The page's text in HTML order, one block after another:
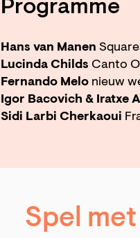
Programme
Hans van Manen
Lucinda Childs Canto
Fernando Melo nieuw
Igor Bacovich & Iratxe
Sidi Larbi Cherkaoui
Spel